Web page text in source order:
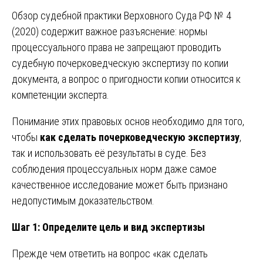
Обзор судебной практики Верховного Суда РФ № 4
(2020) содержит важное разъяснение: нормы
процессуального права не запрещают проводить
судебную почерковедческую экспертизу по копии
документа, а вопрос о пригодности копии относится к
компетенции эксперта.
Понимание этих правовых основ необходимо для того,
чтобы как сделать почерковедческую экспертизу,
так и использовать её результаты в суде. Без
соблюдения процессуальных норм даже самое
качественное исследование может быть признано
недопустимым доказательством.
Шаг 1: Определите цель и вид экспертизы
Прежде чем ответить на вопрос «как сделать